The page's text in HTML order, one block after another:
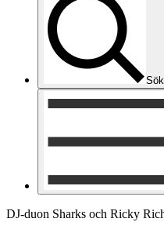
Sök
DJ-duon Sharks och Ricky